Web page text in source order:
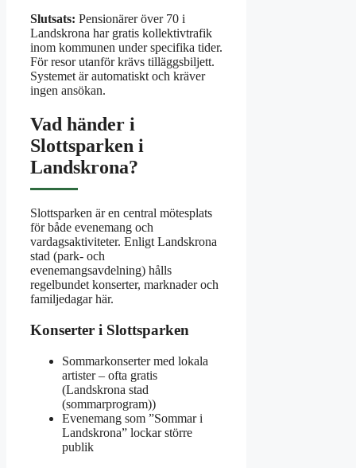
Slutsats: Pensionärer över 70 i
Landskrona har gratis kollektivtrafik
inom kommunen under specifika tider.
För resor utanför krävs tilläggsbiljett.
Systemet är automatiskt och kräver
ingen ansökan.
Vad händer i
Slottsparken i
Landskrona?
Slottsparken är en central mötesplats
för både evenemang och
vardagsaktiviteter. Enligt Landskrona
stad (park- och
evenemangsavdelning) hålls
regelbundet konserter, marknader och
familjedagar här.
Konserter i Slottsparken
Sommarkonserter med lokala
artister – ofta gratis
(Landskrona stad
(sommarprogram))
Evenemang som ”Sommar i
Landskrona” lockar större
publik